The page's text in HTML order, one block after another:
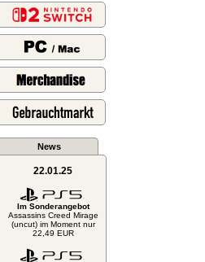
News
22.01.25
Im Sonderangebot
Assassins Creed Mirage
(uncut) im Moment nur
22,49 EUR